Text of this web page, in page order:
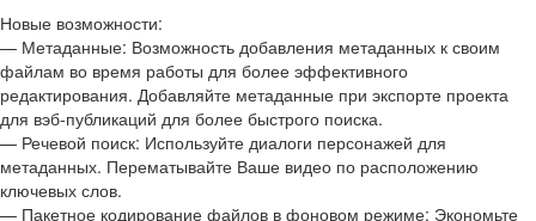
Новые возможности:
— Метаданные: Возможность добавления метаданных к своим
файлам во время работы для более эффективного
редактирования. Добавляйте метаданные при экспорте проекта
для вэб-публикаций для более быстрого поиска.
— Речевой поиск: Используйте диалоги персонажей для
метаданных. Перематывайте Ваше видео по расположению
ключевых слов.
— Пакетное кодирование файлов в фоновом режиме: Экономьте